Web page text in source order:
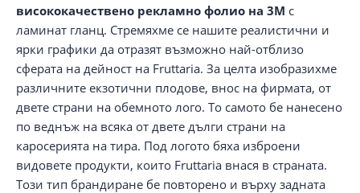
висококачествено рекламно фолио на 3М с
ламинат гланц. Стремяхме се нашите реалистични и
ярки графики да отразят възможно най-отблизо
сферата на дейност на Fruttaria. За целта изобразихме
различните екзотични плодове, внос на фирмата, от
двете страни на обемното лого. То самото бе нанесено
по веднъж на всяка от двете дълги страни на
каросерията на тира. Под логото бяха изброени
видовете продукти, които Fruttaria внася в страната.
Този тип брандиране бе повторено и върху задната